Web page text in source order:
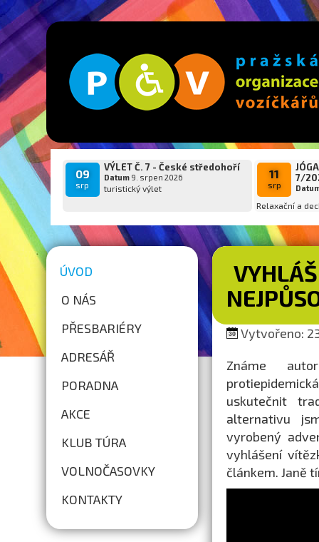
09
srp
VÝLET Č. 7 - České středohoří
Datum9. srpen 2026
turistický výlet
11
srp
7/
Relaxační a
ÚVOD
O NÁS
PŘESBARIÉRY
ADRESÁŘ
PORADNA
AKCE
KLUB TÚRA
VOLNOČASOVKY
KONTAKTY
Vytvořeno:
Známe
uskutečnit
alternativu
vyrobený
vyhlášení
článkem. Janě